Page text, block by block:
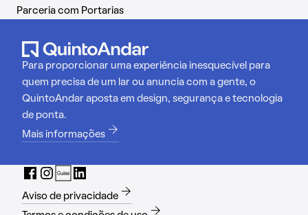
Parceria com Portarias
Para proporcionar uma experiência inesquecível para
quem precisa de um lar ou anuncia com a gente, o
QuintoAndar aposta em design, segurança e tecnologia
de ponta.
Mais informações
Aviso de privacidade